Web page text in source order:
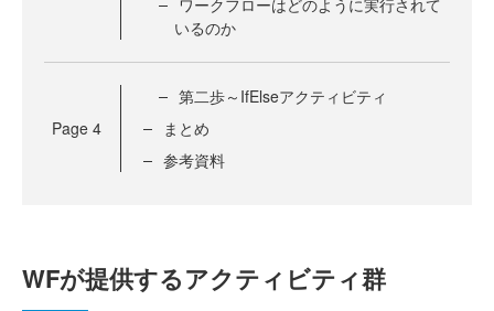
ワークフローはどのように実行されて
いるのか
Page 4
第二歩～IfElseアクティビティ
まとめ
参考資料
WFが提供するアクティビティ群